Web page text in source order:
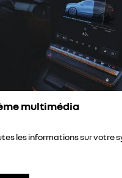
multimédia
les informations sur votre